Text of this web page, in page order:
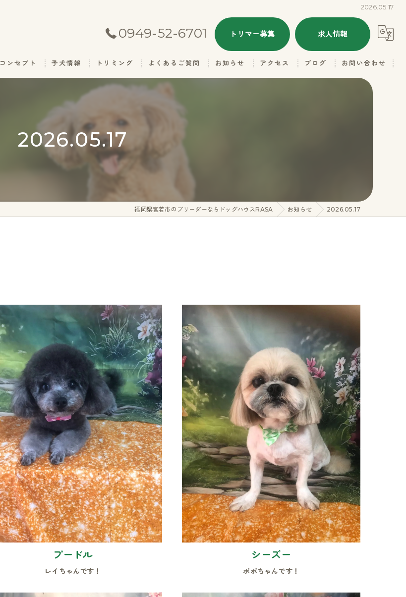
2026.05.17
0949-52-6701 トリマー募集 求人情報
コンセプト 子犬情報 トリミング よくあるご質問 お知らせ
ギャラリー（お母さん）
アクセス ブログ お問い合わせ
2026.05.17
福岡県宮若市のブリーダーならドッグハウスRASA お知らせ 2026.05.17
プードル
レイちゃんです！
シーズー
ポポちゃんです！